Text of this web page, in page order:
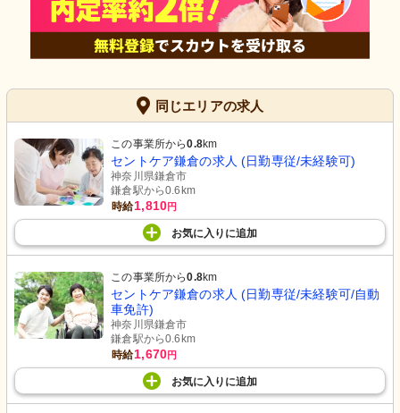
同じエリアの求人
この事業所から0.8km
セントケア鎌倉の求人 (日勤専従/未経験可)
神奈川県鎌倉市
鎌倉駅から0.6km
時給1,810円
お気に入り に追加
この事業所から0.8km
セントケア鎌倉の求人 (日勤専従/未経験可/自動
車免許)
神奈川県鎌倉市
鎌倉駅から0.6km
時給1,670円
お気に入り に追加